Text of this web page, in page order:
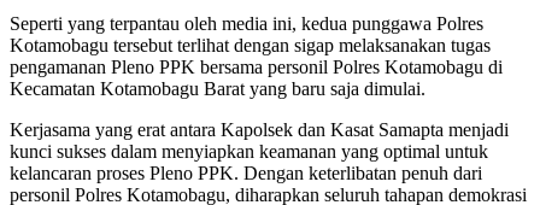
Seperti yang terpantau oleh media ini, kedua punggawa Polres
Kotamobagu tersebut terlihat dengan sigap melaksanakan tugas
pengamanan Pleno PPK bersama personil Polres Kotamobagu di
Kecamatan Kotamobagu Barat yang baru saja dimulai.
Kerjasama yang erat antara Kapolsek dan Kasat Samapta menjadi
kunci sukses dalam menyiapkan keamanan yang optimal untuk
kelancaran proses Pleno PPK. Dengan keterlibatan penuh dari
personil Polres Kotamobagu, diharapkan seluruh tahapan demokrasi